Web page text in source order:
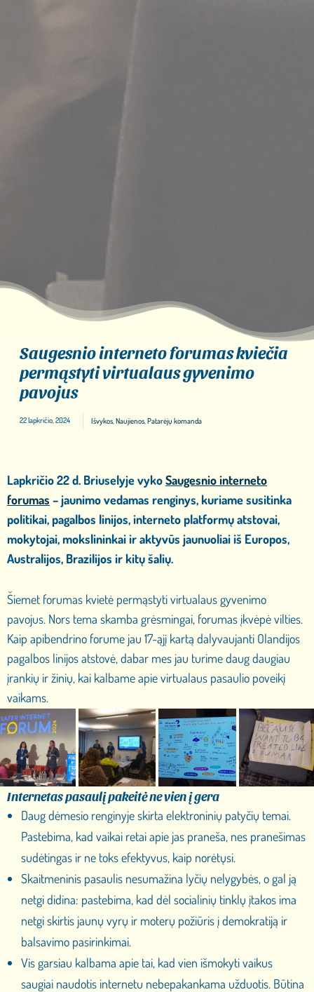
Saugesnio interneto forumas kviečia
permąstyti virtualaus gyvenimo
pavojus
22 lapkričio, 2024 Išvykos,Naujienos,Patarėjų komanda
Lapkričio 22 d. Briuselyje vykoSaugesnio interneto
forumas – jaunimo vedamas renginys, kuriame susitinka
politikai, pagalbos linijos, interneto platformų atstovai,
mokytojai, mokslininkai ir aktyvūs jaunuoliai iš Europos,
Australijos, Brazilijos ir kitų šalių.
Šiemet forumas kvietė permąstyti virtualaus gyvenimo
pavojus. Nors tema skamba grėsmingai, forumas įkvėpė vilties.
Kaip apibendrino forume jau 17-ąjį kartą dalyvaujanti Olandijos
pagalbos linijos atstovė, dabar mes jau turime daug daugiau
įrankių ir žinių, kai kalbame apie virtualaus pasaulio poveikį
vaikams.
Internetas pasaulį pakeitė ne vien į gera
Daug dėmesio renginyje skirta elektroninių patyčių temai.
Pastebima, kad vaikai retai apie jas praneša, nes pranešimas
sudėtingas ir ne toks efektyvus, kaip norėtųsi.
Skaitmeninis pasaulis nesumažina lyčių nelygybės, o gal ją
netgi didina: pastebima, kad dėl socialinių tinklų įtakos ima
netgi skirtis jaunų vyrų ir moterų požiūris į demokratiją ir
balsavimo pasirinkimai.
Vis garsiau kalbama apie tai, kad vien išmokyti vaikus
saugiai naudotis internetu nebepakankama užduotis. Būtina